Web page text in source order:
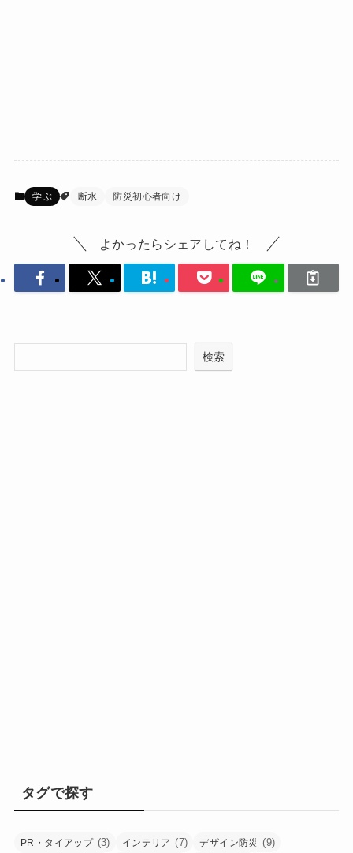
学ぶ 断水 防災初心者向け
よかったらシェアしてね！
検索
タグで探す
PR・タイアップ (3) インテリア (7) デザイン防災 (9)